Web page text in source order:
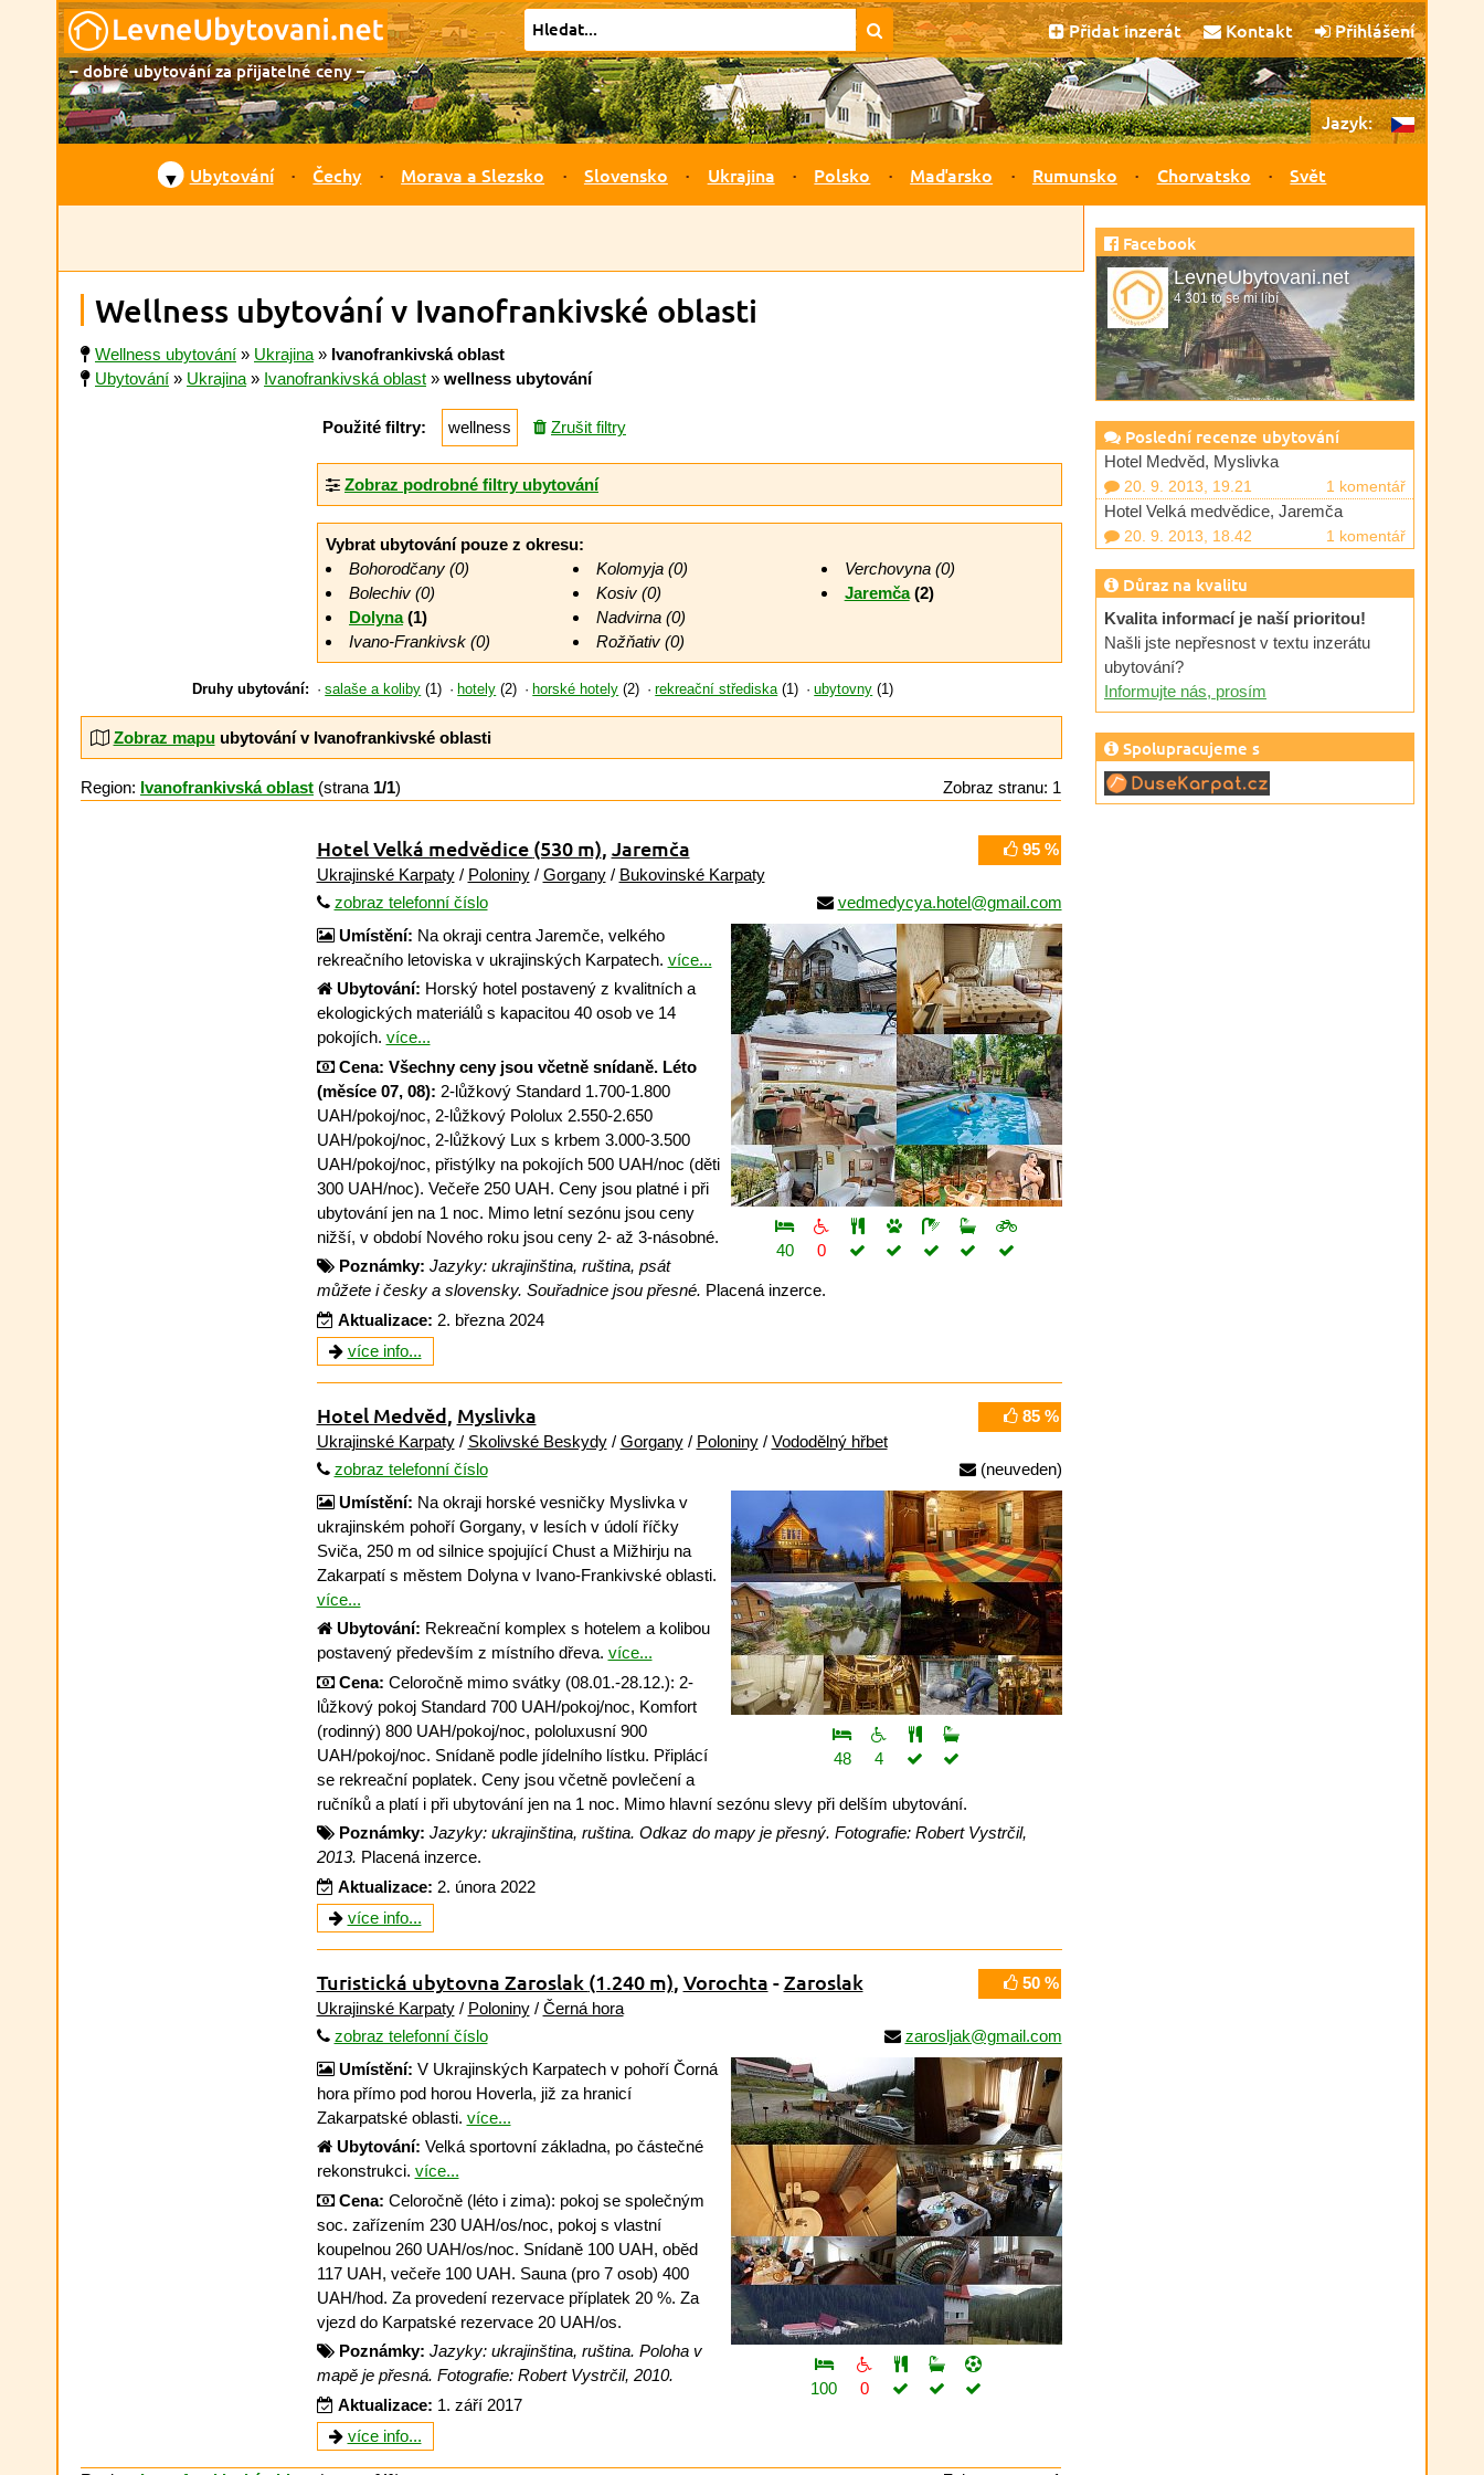
Přidat inzerát Kontakt Přihlášení
– dobré ubytování za přijatelné ceny –
Jazyk:
▼ Ubytování Čechy Morava a Slezsko Slovensko Ukrajina Polsko Maďarsko Rumunsko Chorvatsko Svět
Wellness ubytování v Ivanofrankivské oblasti
Wellness ubytování » Ukrajina » Ivanofrankivská oblast
Ubytování » Ukrajina » Ivanofrankivská oblast » wellness ubytování
Použité filtry: wellness Zrušit filtry
Zobraz podrobné filtry ubytování
Vybrat ubytování pouze z okresu:
Bohorodčany (0)
Bolechiv (0)
Dolyna(1)
Ivano-Frankivsk (0)
Kolomyja (0)
Kosiv (0)
Nadvirna (0)
Rožňativ (0)
Verchovyna (0)
Jaremča(2)
Druhy ubytování: salaše a koliby (1) hotely (2) horské hotely (2) rekreační střediska(1) ubytovny (1)
Zobraz mapuubytování v Ivanofrankivské oblasti
Region: Ivanofrankivská oblast (strana 1/1) Zobraz stranu: 1
95 %
Hotel Velká medvědice (530 m), Jaremča
Ukrajinské Karpaty/ Poloniny/ Gorgany/ Bukovinské Karpaty
zobraz telefonní číslo
vedmedycya.hotel@gmail.com
40 0
Umístění: Na okraji centra Jaremče, velkého
rekreačního letoviska v ukrajinských Karpatech. více...
Ubytování: Horský hotel postavený z kvalitních a
ekologických materiálů s kapacitou 40 osob ve 14
pokojích. více...
Cena: Všechny ceny jsou včetně snídaně. Léto
(měsíce 07, 08): 2-lůžkový Standard 1.700-1.800
UAH/pokoj/noc, 2-lůžkový Pololux 2.550-2.650
UAH/pokoj/noc, 2-lůžkový Lux s krbem 3.000-3.500
UAH/pokoj/noc, přistýlky na pokojích 500 UAH/noc (děti
300 UAH/noc). Večeře 250 UAH. Ceny jsou platné i při
ubytování jen na 1 noc. Mimo letní sezónu jsou ceny
nižší, v období Nového roku jsou ceny 2- až 3-násobné.
Poznámky: Jazyky: ukrajinština, ruština, psát
můžete i česky a slovensky. Souřadnice jsou přesné. Placená inzerce.
Aktualizace: 2. března 2024
více info...
85 %
Hotel Medvěd, Myslivka
Ukrajinské Karpaty/ Skolivské Beskydy/ Gorgany/ Poloniny/ Vododělný hřbet
zobraz telefonní číslo
(neuveden)
48 4
Umístění: Na okraji horské vesničky Myslivka v
ukrajinském pohoří Gorgany, v lesích v údolí říčky
Sviča, 250 m od silnice spojující Chust a Mižhirju na
Zakarpatí s městem Dolyna v Ivano-Frankivské oblasti.
více...
Ubytování: Rekreační komplex s hotelem a kolibou
postavený především z místního dřeva. více...
Cena: Celoročně mimo svátky (08.01.-28.12.): 2-
lůžkový pokoj Standard 700 UAH/pokoj/noc, Komfort
(rodinný) 800 UAH/pokoj/noc, pololuxusní 900
UAH/pokoj/noc. Snídaně podle jídelního lístku. Připlácí
se rekreační poplatek. Ceny jsou včetně povlečení a
ručníků a platí i při ubytování jen na 1 noc. Mimo hlavní sezónu slevy při delším ubytování.
Poznámky: Jazyky: ukrajinština, ruština. Odkaz do mapy je přesný. Fotografie: Robert Vystrčil,
2013. Placená inzerce.
Aktualizace: 2. února 2022
více info...
50 %
Turistická ubytovna Zaroslak (1.240 m), Vorochta -Zaroslak
Ukrajinské Karpaty/ Poloniny/ Černá hora
zobraz telefonní číslo
zarosljak@gmail.com
100 0
Umístění: V Ukrajinských Karpatech v pohoří Čorná
hora přímo pod horou Hoverla, již za hranicí
Zakarpatské oblasti. více...
Ubytování: Velká sportovní základna, po částečné
rekonstrukci. více...
Cena: Celoročně (léto i zima): pokoj se společným
soc. zařízením 230 UAH/os/noc, pokoj s vlastní
koupelnou 260 UAH/os/noc. Snídaně 100 UAH, oběd
117 UAH, večeře 100 UAH. Sauna (pro 7 osob) 400
UAH/hod. Za provedení rezervace příplatek 20 %. Za
vjezd do Karpatské rezervace 20 UAH/os.
Poznámky: Jazyky: ukrajinština, ruština. Poloha v
mapě je přesná. Fotografie: Robert Vystrčil, 2010.
Aktualizace: 1. září 2017
více info...
Facebook
LevneUbytovani.net
4 301 to se mi líbí
Poslední recenze ubytování
Hotel Medvěd, Myslivka
20. 9. 2013, 19.21 1 komentář
Hotel Velká medvědice, Jaremča
20. 9. 2013, 18.42 1 komentář
Důraz na kvalitu
Kvalita informací je naší prioritou!
Našli jste nepřesnost v textu inzerátu
ubytování?
Informujte nás, prosím
Spolupracujeme s